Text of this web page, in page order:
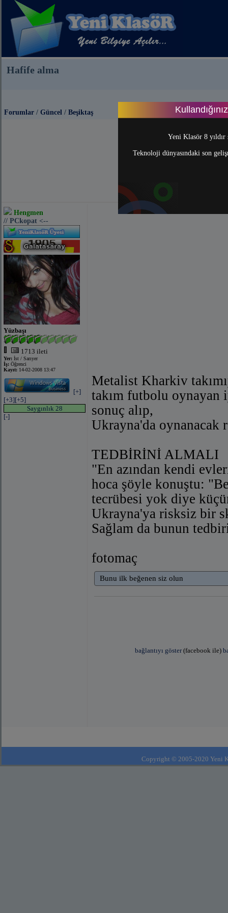
Yeni Klasör 8
Teknoloji dünyasındaki son
Hafife alma
Forumlar / Güncel / Beşiktaş
Hengmen
// PCkopat <--
Yüzbaşı
1713 ileti
Yer: İst / Sarıyer
İş: Öğrenci
Kayıt: 14-02-2008 13:47
[+]
[+3][+5]
Saygınlık 28
[-]
Metalist Kharkiv
takım futbolu
sonuç alıp,
Ukrayna'da oynanacak
TEDBİRİNİ ALMALI
"En azından kendi
hoca şöyle konuştu:
tecrübesi yok diye
Ukrayna'ya risksiz bir
Sağlam da bunun
fotomaç
Bunu ilk beğenen siz olun
bağlantıyı göster(facebook ile)
bağlantıyı göster
Copyright © 2005-2020 Yeni